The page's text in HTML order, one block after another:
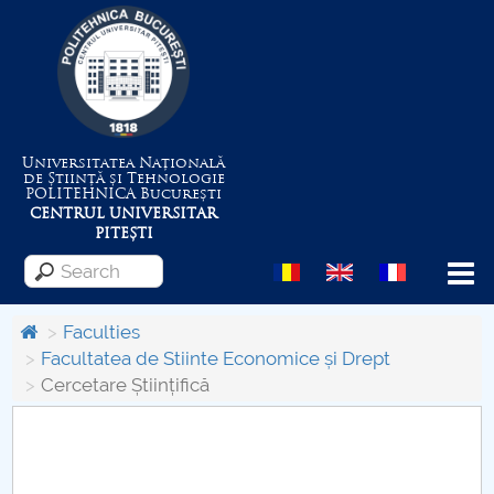
Universitatea Națională
de Știință și Tehnologie
POLITEHNICABucurești
CENTRUL UNIVERSITAR
PITEȘTI
Menu
About the University
Faculties
Facultatea de Stiinte Economice și Drept
Cercetare Științifică